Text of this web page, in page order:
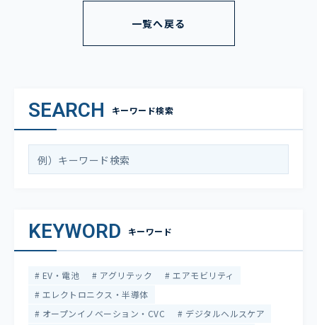
一覧へ戻る
SEARCH キーワード検索
KEYWORD キーワード
EV・電池 アグリテック
エアモビリティ
エレクトロニクス・半導体
オープンイノベーション・CVC
デジタルヘルスケア